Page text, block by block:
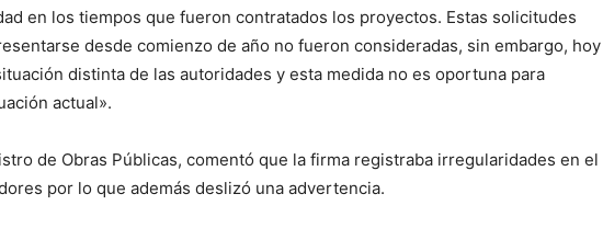
en los tiempos que fueron contratados los proyectos. Estas solicitudes
desde comienzo de año no fueron consideradas, sin embargo, hoy
distinta de las autoridades y esta medida no es oportuna para
actual».
de Obras Públicas, comentó que la firma registraba irregularidades en el
por lo que además deslizó una advertencia.